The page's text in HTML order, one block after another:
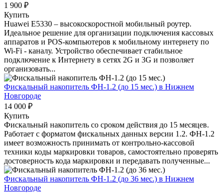
1 900 ₽
Купить
Huawei E5330 – высокоскоростной мобильный роутер.
Идеальное решение для организации подключения кассовых
аппаратов и POS-компьютеров к мобильному интернету по
Wi-Fi - каналу. Устройство обеспечивает стабильное
подключение к Интернету в сетях 2G и 3G и позволяет
организовать...
Фискальный накопитель ФН-1.2 (до 15 мес.) в Нижнем
Новгороде
14 000 ₽
Купить
Фискальный накопитель cо сроком действия до 15 месяцев.
Работает с форматом фискальных данных версии 1.2. ФН-1.2
имеет возможность принимать от контрольно-кассовой
техники коды маркировки товаров, самостоятельно проверять
достоверность кода маркировки и передавать полученные...
Фискальный накопитель ФН-1.2 (до 36 мес.) в Нижнем
Новгороде